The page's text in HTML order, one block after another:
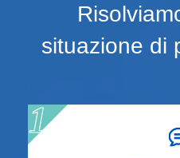
situazione di